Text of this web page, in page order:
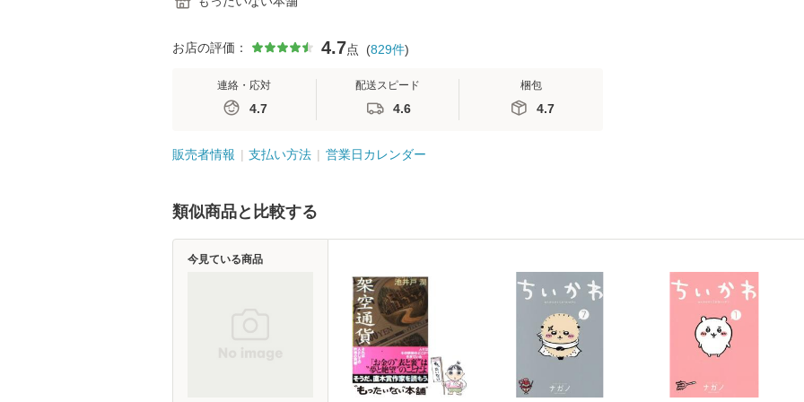
お店の評価： 4.7点 (829件)
連絡・応対
4.7
配送スピード
4.6
梱包
4.7
販売者情報 支払い方法 営業日カレンダー
類似商品と比較する
今見ている商品